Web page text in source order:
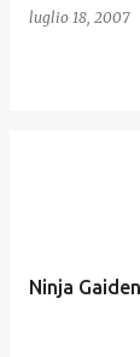
luglio 18, 2007
Ninja